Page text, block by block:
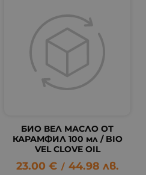
БИО ВЕЛ МАСЛО ОТ
КАРАМФИЛ 100 мл / BIO
VEL CLOVE OIL
23.00 € / 44.98 лв.